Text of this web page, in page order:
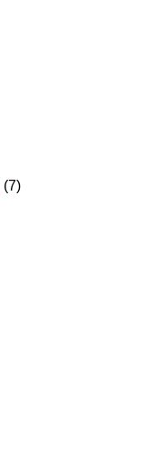
(7)